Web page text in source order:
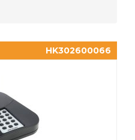
HK302600066